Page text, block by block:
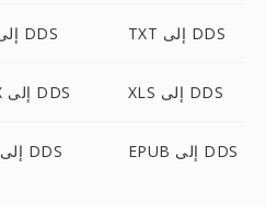
ICO إلى DDS TXT إلى DDS
PPTX إلى DDS XLS إلى DDS
CUR إلى DDS EPUB إلى DDS